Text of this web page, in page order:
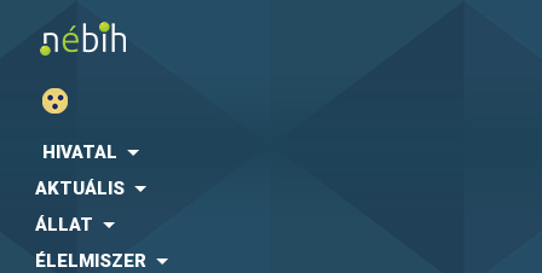
HIVATAL
AKTUÁLIS
ÁLLAT
ÉLELMISZER